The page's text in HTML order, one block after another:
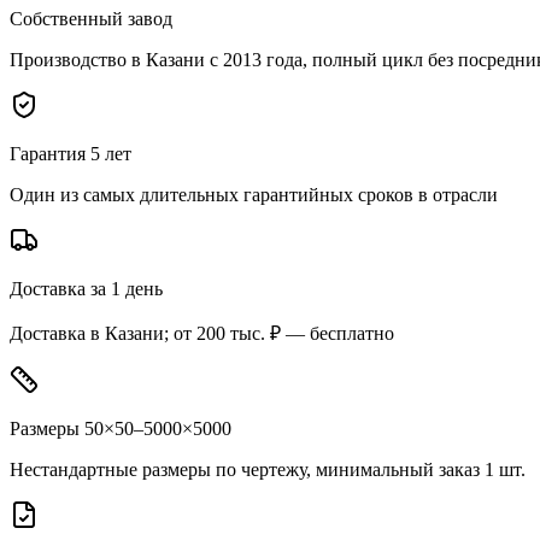
Собственный завод
Производство в Казани с 2013 года, полный цикл без
Гарантия 5 лет
Один из самых длительных гарантийных сроков в отрасли
Доставка за 1 день
Доставка в Казани; от 200 тыс. ₽ — бесплатно
Размеры 50×50–5000×5000
Нестандартные размеры по чертежу, минимальный заказ 1 шт.